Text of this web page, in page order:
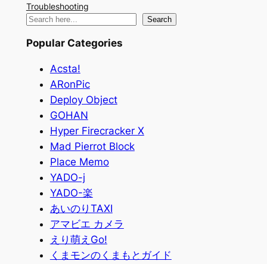
Troubleshooting
検
Search
Popular Categories
Acsta!
ARonPic
Deploy Object
GOHAN
Hyper Firecracker X
Mad Pierrot Block
Place Memo
YADO-j
YADO-楽
あいのりTAXI
アマビエ カメラ
えり萌えGo!
くまモンのくまもとガイド